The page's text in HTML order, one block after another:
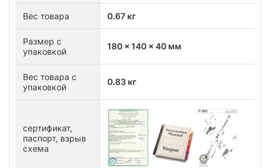
Вес товара 0.67 кг
Размер с
упаковкой
180 x 140 x 40 мм
Вес товара с
упаковкой
0.83 кг
сертификат,
паспорт, взрыв
схема